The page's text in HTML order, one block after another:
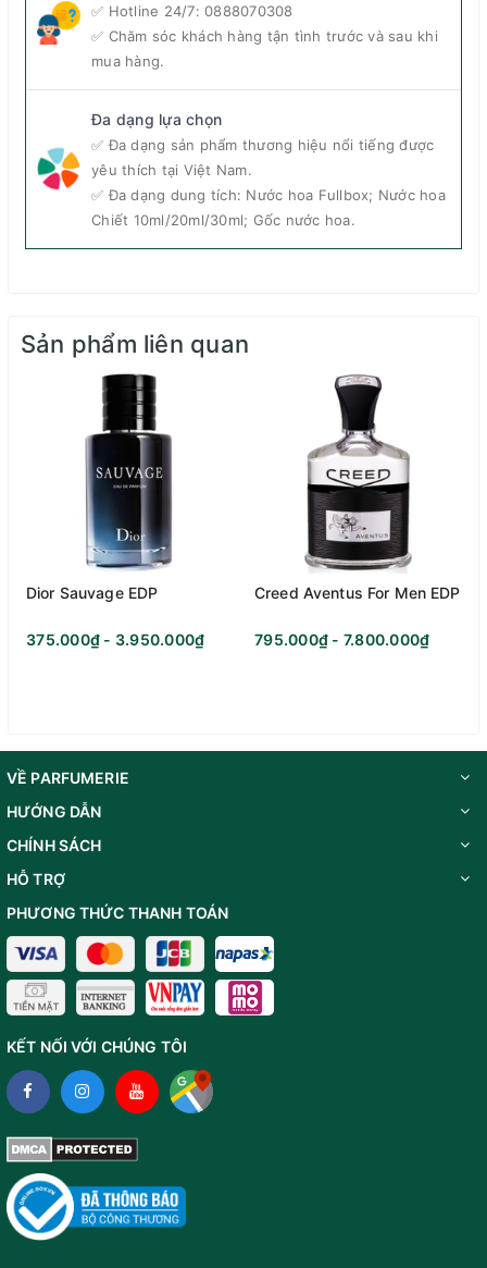
✅ Hotline 24/7: 0888070308
✅ Chăm sóc khách hàng tận tình trước và sau khi
mua hàng.
Đa dạng lựa chọn
✅ Đa dạng sản phẩm thương hiệu nổi tiếng được
yêu thích tại Việt Nam.
✅ Đa dạng dung tích: Nước hoa Fullbox; Nước hoa
Chiết 10ml/20ml/30ml; Gốc nước hoa.
Sản phẩm liên quan
Dior Sauvage EDP
375.000₫ - 3.950.000₫
Creed Aventus For Men EDP
795.000₫ - 7.800.000₫
VỀ PARFUMERIE
HƯỚNG DẪN
CHÍNH SÁCH
HỖ TRỢ
PHƯƠNG THỨC THANH TOÁN
KẾT NỐI VỚI CHÚNG TÔI